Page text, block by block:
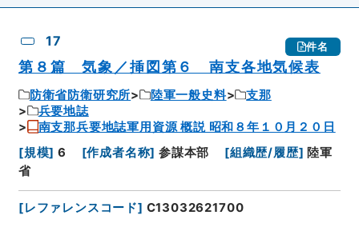
17 件名
第８篇 気象／挿図第６ 南支各地気候表
防衛省防衛研究所 陸軍一般史料
支那
兵要地誌
南支那兵要地誌軍用資源 概説 昭和８年１０月２０日
[規模] 6 [作成者名称] 参謀本部 [組織歴/履歴] 陸軍
省
[レファレンスコード] C13032621700